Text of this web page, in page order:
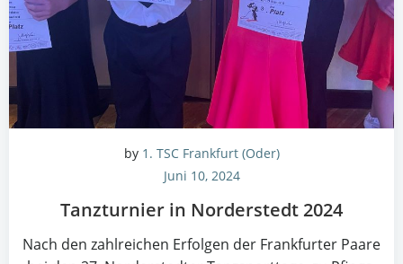
by 1. TSC Frankfurt (Oder)
Juni 10, 2024
Tanz­tur­nier in Nor­der­stedt 2024
Nach den zahl­rei­chen Erfol­gen der Frank­fur­ter Paa­re